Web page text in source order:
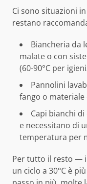
Ci sono situazioni
restano
Biancheria da
malate o con
(60-90°C per
Pannolini
fango o materiale
Capi bianchi
e necessitano di
temperatura per
Per tutto il resto —
un ciclo a 30°C è